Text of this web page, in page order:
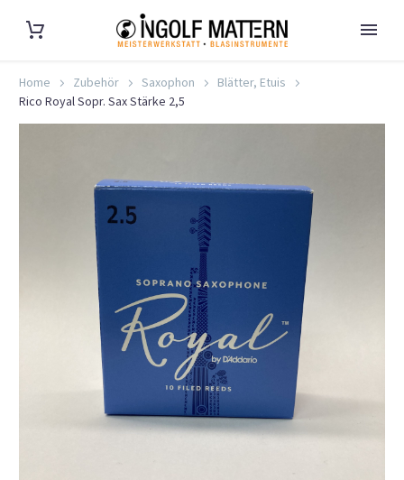
Home Zubehör Saxophon
Blätter, Etuis
Rico Royal Sopr. Sax Stärke 2,5